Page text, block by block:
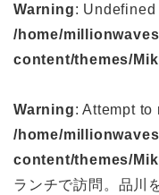
Warning:
/home/
content/themes/
Warning: Attempt
/home/
content/themes/
ランチで訪問。品川